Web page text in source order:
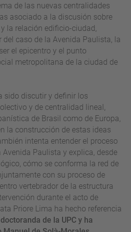
de las nuevas centralidades
asociado a la discusión sobre
la relación edificio-ciudad,
caso de la Avenida Paulista, la
el epicentro y el punto
metropolitana de la ciudad de
sido discutir y definir los
y de centralidad lineal,
de Brasil como de Europa,
la construcción de estas ideas
intenta entender el proceso
Paulista y explica, desde
cómo se conforma la red de
con su proceso de
vertebrador de la estructura
durante el acto de
Priore Lima ha hecho referencia
de la UPC y ha